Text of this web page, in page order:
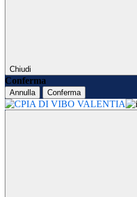
Chiudi
Conferma
Annulla Conferma